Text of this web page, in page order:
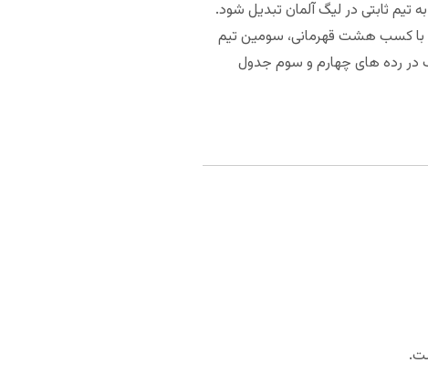
تیم ثابتی در لیگ آلمان تبدیل شود.
موفق شده بوندسلیگای ۲ را ببرد. بروسیا دورتموند با کسب هشت قهرمانی، سومین تیم
در رده های چهارم و سوم جدول